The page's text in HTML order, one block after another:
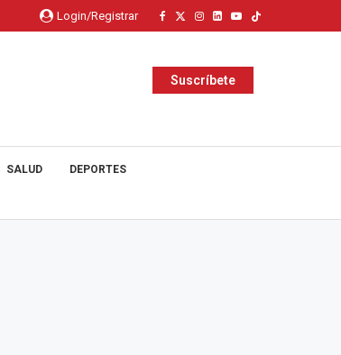
Login/Registrar
Suscríbete
SALUD DEPORTES